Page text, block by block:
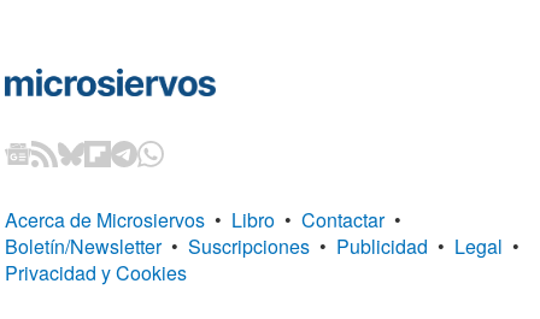
Acerca de Microsiervos • Libro • Contactar •
Boletín/Newsletter • Suscripciones • Publicidad • Legal •
Privacidad y Cookies